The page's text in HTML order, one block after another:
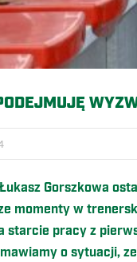
Gorszkowa
momenty w
starcie pracy z
o sytuacji,